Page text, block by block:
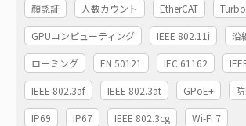
顔認証 人数カウント EtherCAT
GPUコンピューティング IEEE 802.11i 沿
ローミング EN 50121 IEC 61162
IEEE 802.3af IEEE 802.3at GPoE+
IP69 IP67 IEEE 802.3cg Wi-Fi 7